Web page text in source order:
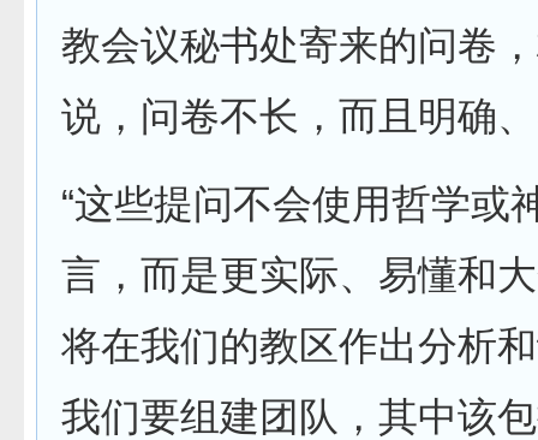
教会议秘书处寄来的问卷
说，问卷不长，而且明确
“这些提问不会使用哲学或
言，而是更实际、易懂和
将在我们的教区作出分析
我们要组建团队，其中该